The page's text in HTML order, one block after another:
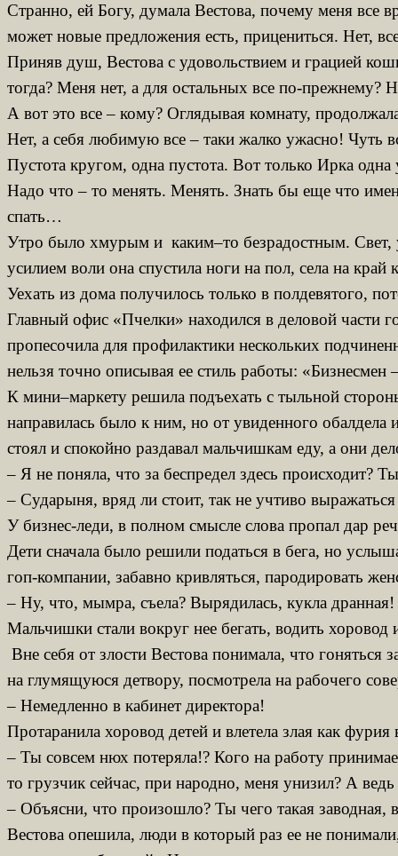
Странно, ей Богу, думала Вестова, почему меня все
может новые предложения есть, прицениться. Нет,
Приняв душ, Вестова с удовольствием и грацией
тогда? Меня нет, а для остальных все по-прежнему?
А вот это все – кому? Оглядывая комнату,
Нет, а себя любимую все – таки жалко ужасно! Чуть
Пустота кругом, одна пустота. Вот только Ирка
Надо что – то менять. Менять. Знать бы еще что
спать…
Утро было хмурым и каким–то безрадостным. Свет,
усилием воли она спустила ноги на пол, села на
Уехать из дома получилось только в полдевятого,
Главный офис «Пчелки» находился в деловой части
пропесочила для профилактики нескольких
нельзя точно описывая ее стиль работы:
К мини–маркету решила подъехать с тыльной
направилась было к ним, но от увиденного
стоял и спокойно раздавал мальчишкам еду, а они
– Я не поняла, что за беспредел здесь
– Сударыня, вряд ли стоит, так не учтиво
У бизнес-леди, в полном смысле слова пропал дар
Дети сначала было решили податься в бега, но
гоп-компании, забавно кривляться, пародировать
– Ну, что, мымра, съела? Вырядилась, кукла дранная!
Мальчишки стали вокруг нее бегать, водить
Вне себя от злости Вестова понимала, что
на глумящуюся детвору, посмотрела на рабочего
– Немедленно в кабинет директора!
Протаранила хоровод детей и влетела злая как
– Ты совсем нюх потеряла!? Кого на работу
то грузчик сейчас, при народно, меня унизил? А
– Объясни, что произошло? Ты чего такая
Вестова опешила, люди в который раз ее не